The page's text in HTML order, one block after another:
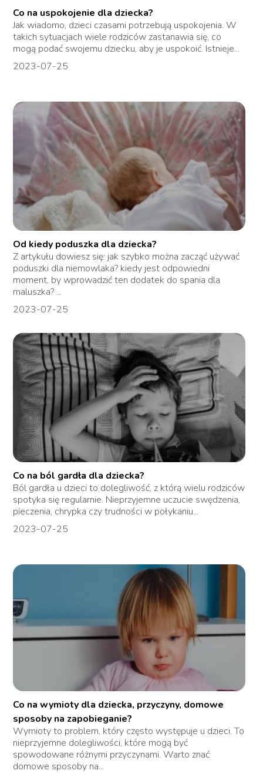
Co na uspokojenie dla dziecka?
Jak wiadomo, dzieci czasami potrzebują uspokojenia. W
takich sytuacjach wiele rodziców zastanawia się, co
mogą podać swojemu dziecku, aby je uspokoić. Istnieje...
2023-07-25
Od kiedy poduszka dla dziecka?
Z artykułu dowiesz się: jak szybko można zacząć używać
poduszki dla niemowlaka? kiedy jest odpowiedni
moment, by wprowadzić ten dodatek do spania dla
maluszka? ...
2023-07-25
Co na ból gardła dla dziecka?
Ból gardła u dzieci to dolegliwość, z którą wielu rodziców
spotyka się regularnie. Nieprzyjemne uczucie swędzenia,
pieczenia, chrypka czy trudności w połykaniu...
2023-07-25
Co na wymioty dla dziecka, przyczyny, domowe
sposoby na zapobieganie?
Wymioty to problem, który często występuje u dzieci. To
nieprzyjemne dolegliwości, które mogą być
spowodowane różnymi przyczynami. Warto znać
domowe sposoby na...